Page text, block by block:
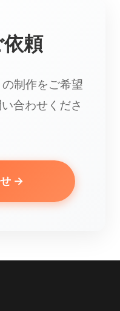
頼
制作をご希望
合わせくださ
→